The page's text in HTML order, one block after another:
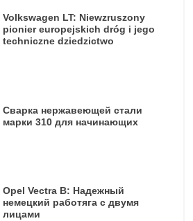
Volkswagen LT: Niewzruszony
pionier europejskich dróg i jego
techniczne dziedzictwo
Сварка нержавеющей стали
марки 310 для начинающих
Opel Vectra B: Надежный
немецкий работяга с двумя
лицами